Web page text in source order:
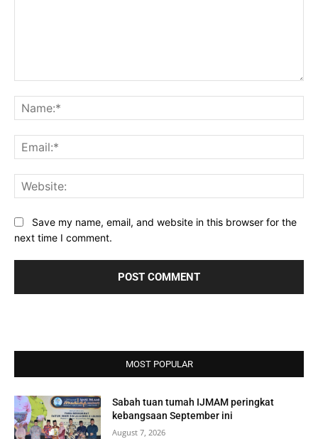
Save my name, email, and website in this browser for the
next time I comment.
MOST POPULAR
Sabah tuan tumah IJMAM peringkat
kebangsaan September ini
August 7, 2026